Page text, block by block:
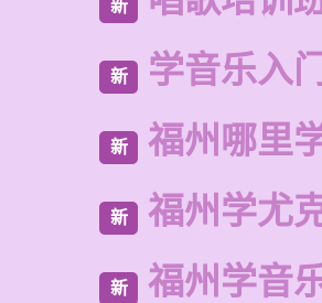
新
新 学音乐入
新 福州哪里
新 福州学尤
新 福州学音